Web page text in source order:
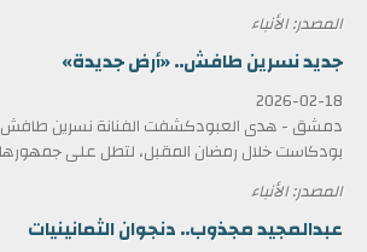
المصدر: الأنباء
جديد نسرين طافش.. «أرض جديدة»
2026-02-18
دمشق - هدى العبودكشفت الفنانة نسرين طافش
بودكاست خلال رمضان المقبل، لتطل على
المصدر: الأنباء
عبدالمجيد مجذوب.. دنجوان الثمانينيات